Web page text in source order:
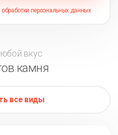
обработки персональных данных
вкус
камня
все виды